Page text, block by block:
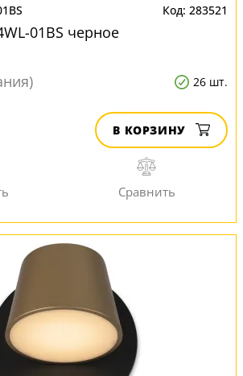
283521
01BS черное
26 шт.
В КОРЗИНУ